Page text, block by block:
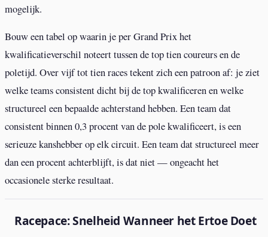
mogelijk.
Bouw een tabel op waarin je per Grand Prix het
kwalificatieverschil noteert tussen de top tien coureurs en de
poletijd. Over vijf tot tien races tekent zich een patroon af: je ziet
welke teams consistent dicht bij de top kwalificeren en welke
structureel een bepaalde achterstand hebben. Een team dat
consistent binnen 0,3 procent van de pole kwalificeert, is een
serieuze kanshebber op elk circuit. Een team dat structureel meer
dan een procent achterblijft, is dat niet — ongeacht het
occasionele sterke resultaat.
Racepace: Snelheid Wanneer het Ertoe Doet